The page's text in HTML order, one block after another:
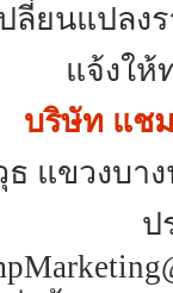
ลี่ยนแปล
แจ้งให้
บริษัท แช
แขวงบา
ป